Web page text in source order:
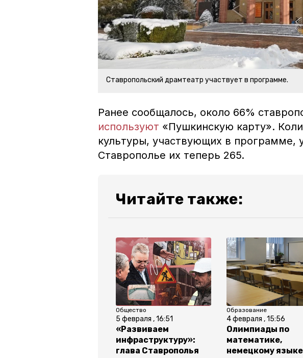
Ставропольский драмтеатр участвует в программе.
Ранее сообщалось, около 66%
используют «Пушкинскую карту».
культуры, участвующих в программе,
Ставрополье их теперь 265.
Читайте также:
Общество
5 февраля , 16:51
«Развиваем
инфраструктуру»:
глава Ставрополья
Образование
4 февраля , 15:56
Олимпиады по
математике,
немецкому